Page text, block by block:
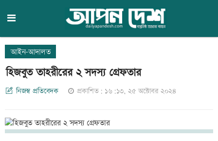
আইন-আদালত
হিজবুত তাহরীরের ২ সদস্য গ্রেফতার
নিজস্ব প্রতিবেদক প্রকাশিত: ১৬:১৩, ২৫ অক্টোবর ২০২৪